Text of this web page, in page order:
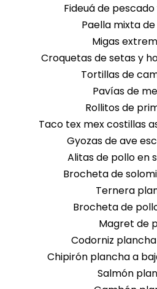
Fideuá de
Paella mixta
Migas
Croquetas de setas y
Tortillas de
Pavías de
Rollitos de
Taco tex mex costillas
Gyozas de ave
Alitas de pollo en
Brocheta de
Ternera
Brocheta de
Magret de
Codorniz
Chipirón plancha a
Salmón